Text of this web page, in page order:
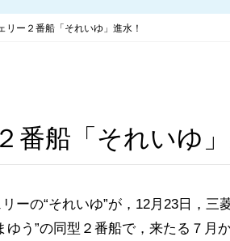
リー２番船「それいゆ」進水！
番船「それいゆ」
ーの“それいゆ”が，12月23日，三
ゆう”の同型２番船で，来たる７月